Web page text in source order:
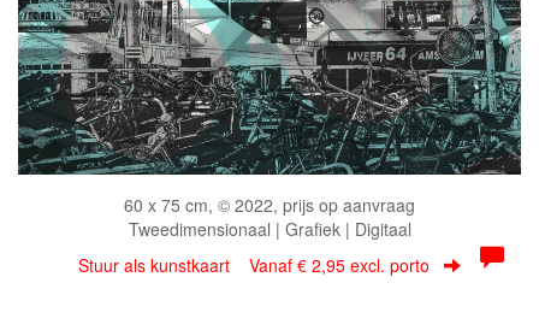
60 x 75 cm, © 2022, prijs op aanvraag
Tweedimensionaal | Grafiek | Digitaal
Stuur als kunstkaart Vanaf € 2,95 excl. porto